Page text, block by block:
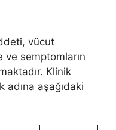
vücut
ve semptomların
Klinik
aşağıdaki